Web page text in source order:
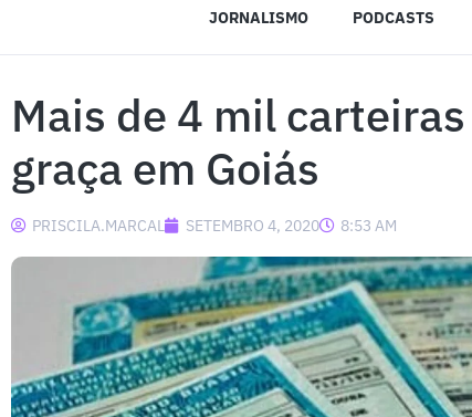
JORNALISMO PODCASTS
Mais de 4 mil
graça em Goiás
PRISCILA.MARCAL SETEMBRO 4, 2020 8:53 AM